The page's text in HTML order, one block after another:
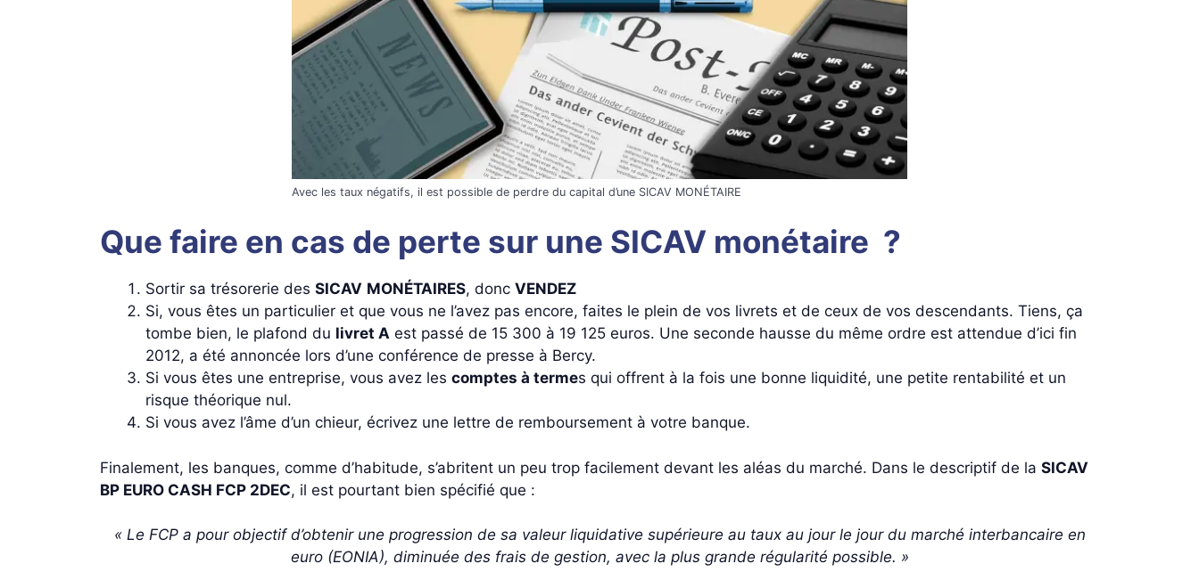
Avec les taux négatifs, il est possible de perdre du capital d’une SICAV MONÉTAIRE
Que faire en cas de perte sur une SICAV monétaire ?
Sortir sa trésorerie des SICAV MONÉTAIRES, donc VENDEZ
Si, vous êtes un particulier et que vous ne l’avez pas encore, faites le plein de vos livrets et de ceux de vos descendants. Tiens, ça
tombe bien, le plafond du livret A est passé de 15 300 à 19 125 euros. Une seconde hausse du même ordre est attendue d’ici fin
2012, a été annoncée lors d’une conférence de presse à Bercy.
Si vous êtes une entreprise, vous avez les comptes à termes qui offrent à la fois une bonne liquidité, une petite rentabilité et un
risque théorique nul.
Si vous avez l’âme d’un chieur, écrivez une lettre de remboursement à votre banque.
Finalement, les banques, comme d’habitude, s’abritent un peu trop facilement devant les aléas du marché. Dans le descriptif de la SICAV
BP EURO CASH FCP 2DEC, il est pourtant bien spécifié que :
« Le FCP a pour objectif d’obtenir une progression de sa valeur liquidative supérieure au taux au jour le jour du marché interbancaire en
euro (EONIA), diminuée des frais de gestion, avec la plus grande régularité possible. »